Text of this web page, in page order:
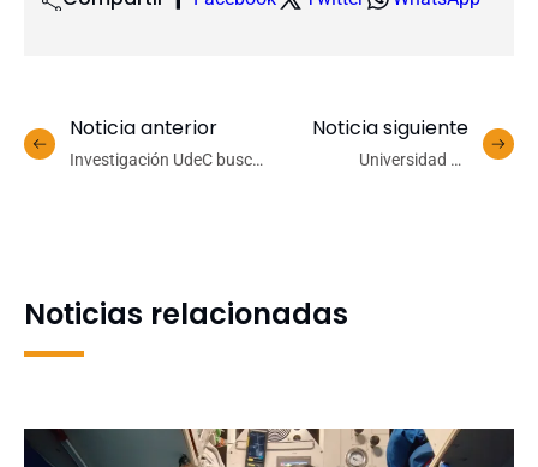
Noticia anterior
Investigación UdeC busca
Noticia siguiente
Universidad de
Noticias relacionadas